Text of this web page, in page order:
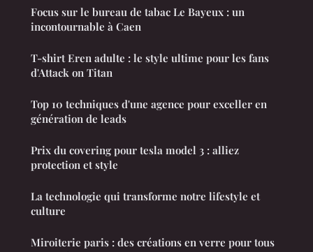
Focus sur le bureau de tabac Le Bayeux : un
incontournable à Caen
T-shirt Eren adulte : le style ultime pour les fans
d'Attack on Titan
Top 10 techniques d'une agence pour exceller en
génération de leads
Prix du covering pour tesla model 3 : alliez
protection et style
La technologie qui transforme notre lifestyle et
culture
Miroiterie paris : des créations en verre pour tous